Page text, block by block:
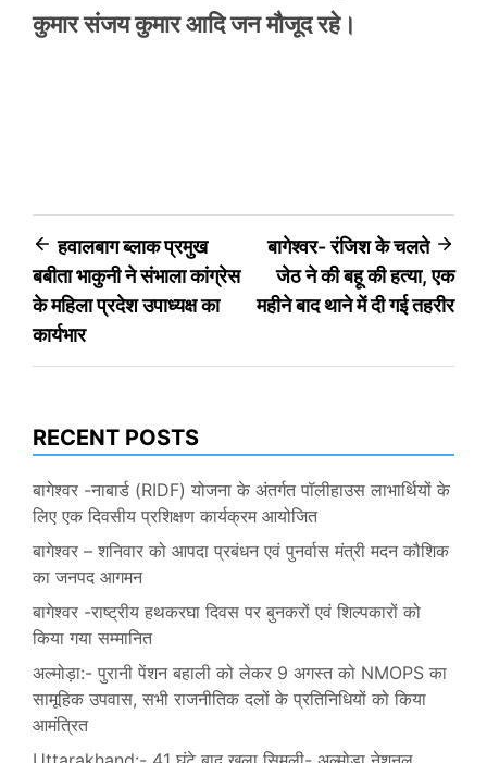
कुमार संजय कुमार आदि जन मौजूद रहे।
Post
navigation
हवालबाग ब्लाक प्रमुख
बबीता भाकुनी ने संभाला कांग्रेस
के महिला प्रदेश उपाध्यक्ष का
कार्यभार
बागेश्वर- रंजिश के चलते
जेठ ने की बहू की हत्या, एक
महीने बाद थाने में दी गई तहरीर
RECENT POSTS
बागेश्वर -नाबार्ड (RIDF) योजना के अंतर्गत पॉलीहाउस लाभार्थियों के
लिए एक दिवसीय प्रशिक्षण कार्यक्रम आयोजित
बागेश्वर – शनिवार को आपदा प्रबंधन एवं पुनर्वास मंत्री मदन कौशिक
का जनपद आगमन
बागेश्वर -राष्ट्रीय हथकरघा दिवस पर बुनकरों एवं शिल्पकारों को
किया गया सम्मानित
अल्मोड़ा:- पुरानी पेंशन बहाली को लेकर 9 अगस्त को NMOPS का
सामूहिक उपवास, सभी राजनीतिक दलों के प्रतिनिधियों को किया
आमंत्रित